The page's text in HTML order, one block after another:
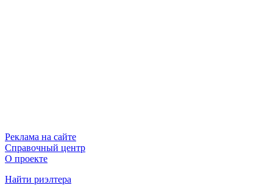
Реклама на сайте
Справочный центр
О проекте
Найти риэлтера